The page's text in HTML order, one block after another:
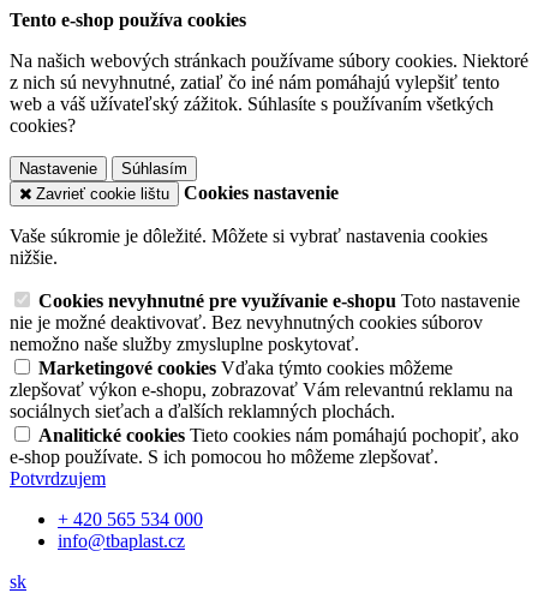
Tento e-shop používa cookies
Na našich webových stránkach používame súbory cookies. Niektoré
z nich sú nevyhnutné, zatiaľ čo iné nám pomáhajú vylepšiť tento
web a váš užívateľský zážitok. Súhlasíte s používaním všetkých
cookies?
Nastavenie
Súhlasím
Zavrieť cookie lištu
Cookies nastavenie
Vaše súkromie je dôležité. Môžete si vybrať nastavenia cookies
nižšie.
Cookies nevyhnutné pre využívanie e-shopu Toto nastavenie
nie je možné deaktivovať. Bez nevyhnutných cookies súborov
nemožno naše služby zmysluplne poskytovať.
Marketingové cookies Vďaka týmto cookies môžeme
zlepšovať výkon e-shopu, zobrazovať Vám relevantnú reklamu na
sociálnych sieťach a ďalších reklamných plochách.
Analitické cookies Tieto cookies nám pomáhajú pochopiť, ako
e-shop používate. S ich pomocou ho môžeme zlepšovať.
Potvrdzujem
+ 420 565 534 000
info@tbaplast.cz
sk